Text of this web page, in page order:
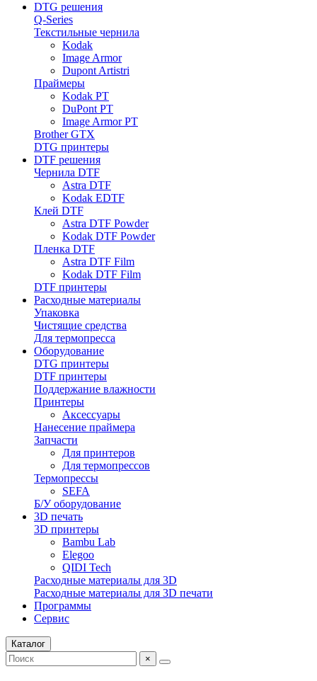
DTG решения
Q-Series
Текстильные чернила
Kodak
Image Armor
Dupont Artistri
Праймеры
Kodak PT
DuPont PT
Image Armor PT
Brother GTX
DTG принтеры
DTF решения
Чернила DTF
Astra DTF
Kodak EDTF
Клей DTF
Astra DTF Powder
Kodak DTF Powder
Пленка DTF
Astra DTF Film
Kodak DTF Film
DTF принтеры
Расходные материалы
Упаковка
Чистящие средства
Для термопресса
Оборудование
DTG принтеры
DTF принтеры
Поддержание влажности
Принтеры
Аксессуары
Нанесение праймера
Запчасти
Для принтеров
Для термопрессов
Термопрессы
SEFA
Б/У оборудование
3D печать
3D принтеры
Bambu Lab
Elegoo
QIDI Tech
Расходные материалы для 3D
Расходные материалы для 3D печати
Программы
Сервис
Каталог
×